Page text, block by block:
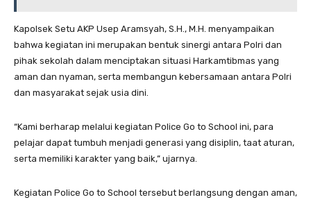
Kapolsek Setu AKP Usep Aramsyah, S.H., M.H. menyampaikan
bahwa kegiatan ini merupakan bentuk sinergi antara Polri dan
pihak sekolah dalam menciptakan situasi Harkamtibmas yang
aman dan nyaman, serta membangun kebersamaan antara Polri
dan masyarakat sejak usia dini.
“Kami berharap melalui kegiatan Police Go to School ini, para
pelajar dapat tumbuh menjadi generasi yang disiplin, taat aturan,
serta memiliki karakter yang baik,” ujarnya.
Kegiatan Police Go to School tersebut berlangsung dengan aman,